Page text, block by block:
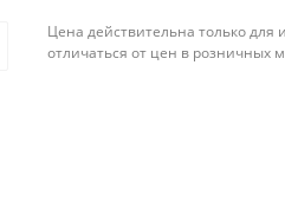
Цена действительна только
отличаться от цен в розничных